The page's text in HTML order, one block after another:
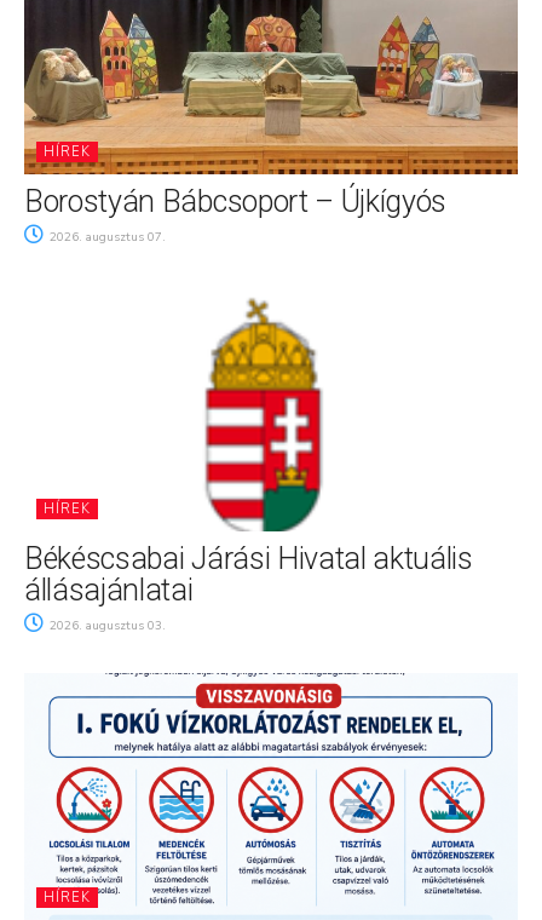
HÍREK
Borostyán Bábcsoport – Újkígyós
2026. augusztus 07.
HÍREK
Békéscsabai Járási Hivatal aktuális
állásajánlatai
2026. augusztus 03.
HÍREK